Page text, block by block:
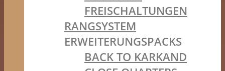
FREISCHALTUNGEN
RANGSYSTEM
ERWEITERUNGSPACKS
BACK TO KARKAND